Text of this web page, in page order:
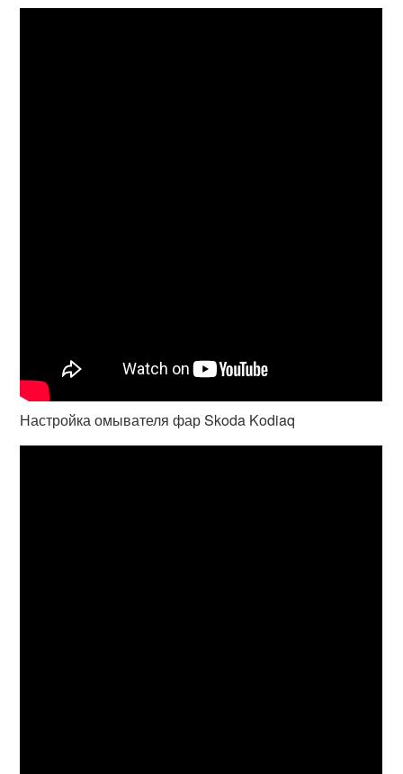
Настройка омывателя фар Skoda Kodiaq